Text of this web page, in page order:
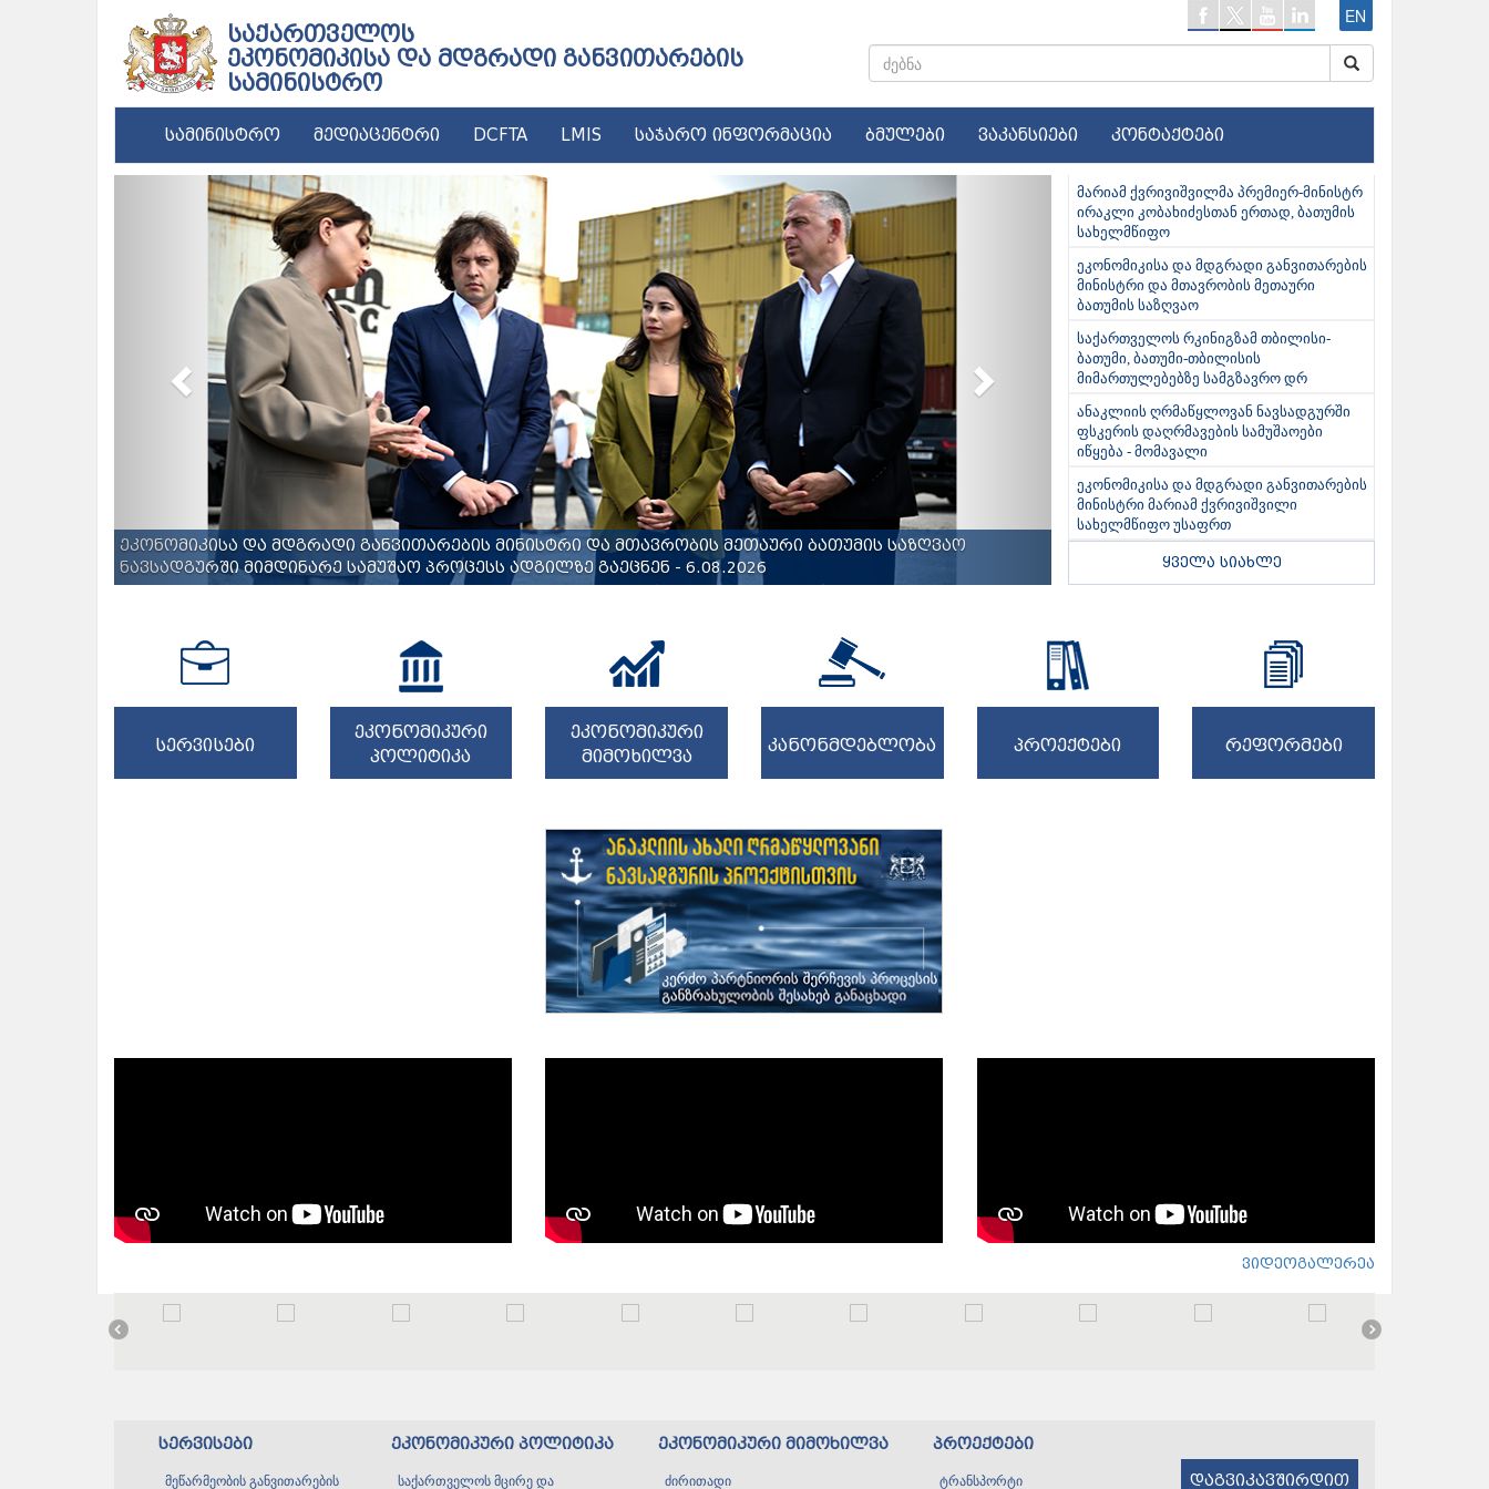
საქართველოს
ეკონომიკისა და მდგრადი განვითარების
სამინისტრო
EN
სამინისტრო მედიაცენტრი DCFTA LMIS საჯარო ინფორმაცია ბმულები ვაკანსიები კონტაქტები
ეკონომიკისა და მდგრადი განვითარების მინისტრი და მთავრობის მეთაური ბათუმის საზღვაო
ნავსადგურში მიმდინარე სამუშაო პროცესს ადგილზე გაეცნენ - 6.08.2026
Previous
მარიამ ქვრივიშვილმა პრემიერ-მინისტრ
ირაკლი კობახიძესთან ერთად, ბათუმის
სახელმწიფო
ეკონომიკისა და მდგრადი განვითარების
მინისტრი და მთავრობის მეთაური
ბათუმის საზღვაო
საქართველოს რკინიგზამ თბილისი-
ბათუმი, ბათუმი-თბილისის
მიმართულებებზე სამგზავრო დრ
ანაკლიის ღრმაწყლოვან ნავსადგურში
ფსკერის დაღრმავების სამუშაოები
იწყება - მომავალი
ეკონომიკისა და მდგრადი განვითარების
მინისტრი მარიამ ქვრივიშვილი
სახელმწიფო უსაფრთ
ყველა სიახლე
სერვისები
ეკონომიკური
პოლიტიკა
ეკონომიკური
მიმოხილვა
კანონმდებლობა პროექტები რეფორმები
ვიდეოგალერეა
სერვისები
მეწარმეობის განვითარების
ეკონომიკური პოლიტიკა
საქართველოს მცირე და
ეკონომიკური მიმოხილვა
ძირითადი
პროექტები
ტრანსპორტი დაგვიკავშირდით